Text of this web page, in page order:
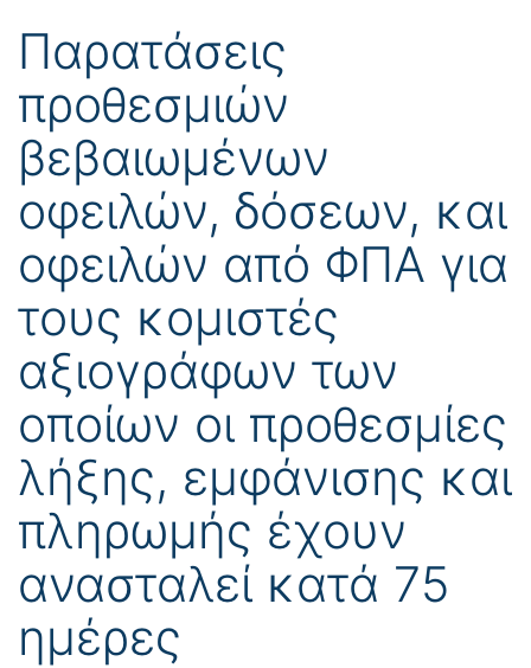
Παρατάσεις
προθεσμιών
βεβαιωμένων
οφειλών, δόσεων, και
οφειλών από ΦΠΑ για
τους κομιστές
αξιογράφων των
οποίων οι προθεσμίες
λήξης, εμφάνισης και
πληρωμής έχουν
ανασταλεί κατά 75
ημέρες